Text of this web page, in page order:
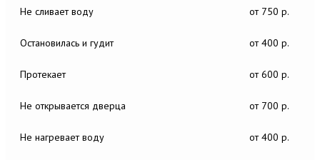
Не сливает воду от 750 р.
Остановилась и гудит от 400 р.
Протекает от 600 р.
Не открывается дверца от 700 р.
Не нагревает воду от 400 р.